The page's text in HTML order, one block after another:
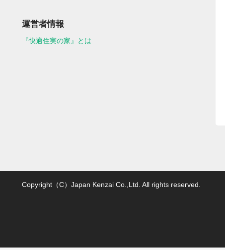
運営者情報
『快適住実の家』とは
Copyright（C）Japan Kenzai Co.,Ltd. All rights reserved.